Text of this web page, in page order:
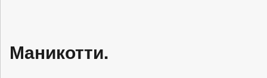
Маникотти.